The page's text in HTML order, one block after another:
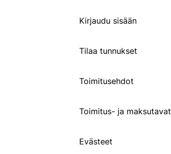
Kirjaudu sisään
Tilaa tunnukset
Toimitusehdot
Toimitus- ja maksutavat
Evästeet